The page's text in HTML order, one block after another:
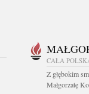
CAŁA
Z głębokim
Małgorzatę